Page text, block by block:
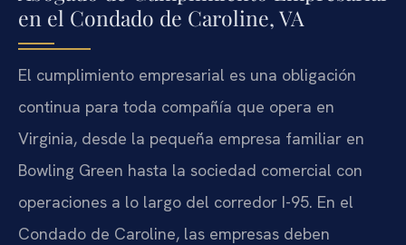
en el Condado de Caroline, VA
El cumplimiento empresarial es una obligación
continua para toda compañía que opera en
Virginia, desde la pequeña empresa familiar en
Bowling Green hasta la sociedad comercial con
operaciones a lo largo del corredor I-95. En el
Condado de Caroline, las empresas deben